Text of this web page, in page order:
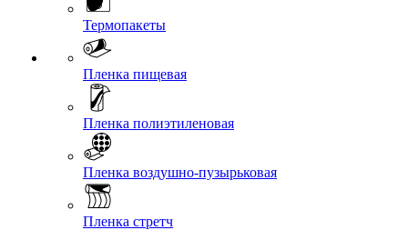
Термопакеты
Пленка пищевая
Пленка полиэтиленовая
Пленка воздушно-пузырьковая
Пленка стретч